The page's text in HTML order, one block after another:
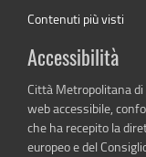
Contenuti più visti
Accessibilità
Città Metropolitana
web accessibile,
che ha recepito la
europeo e del